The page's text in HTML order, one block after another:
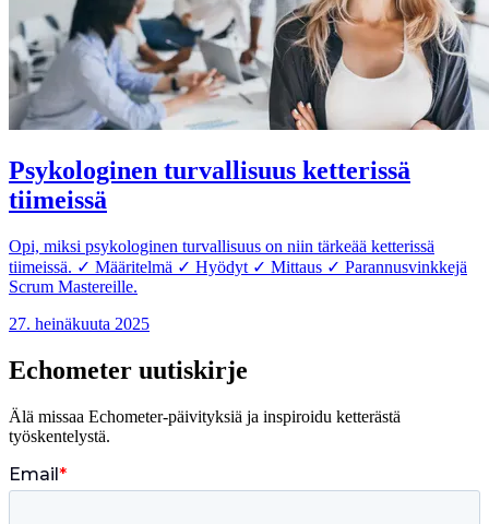
Psykologinen turvallisuus ketterissä
tiimeissä
Opi, miksi psykologinen turvallisuus on niin tärkeää ketterissä
tiimeissä. ✓ Määritelmä ✓ Hyödyt ✓ Mittaus ✓ Parannusvinkkejä
Scrum Mastereille.
27. heinäkuuta 2025
Echometer uutiskirje
Älä missaa Echometer-päivityksiä ja inspiroidu ketterästä
työskentelystä.